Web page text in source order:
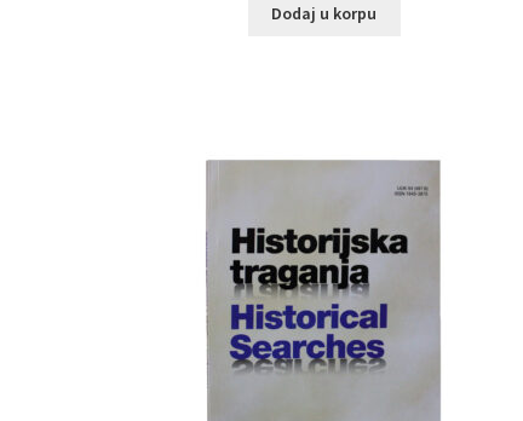
Dodaj u korpu